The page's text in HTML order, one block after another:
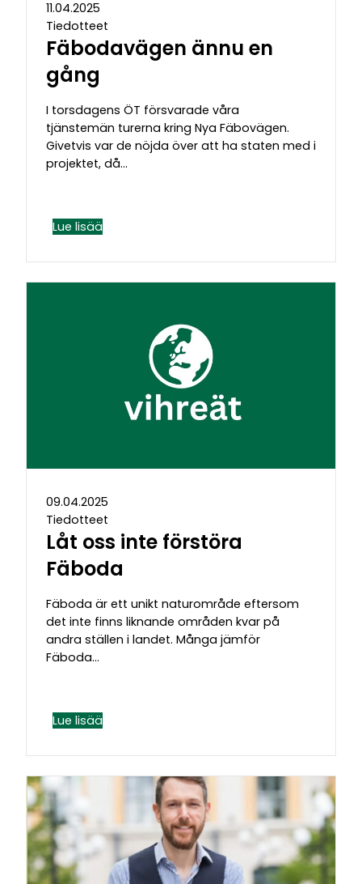
11.04.2025
Tiedotteet
Fäbodavägen ännu en
gång
I torsdagens ÖT försvarade våra
tjänstemän turerna kring Nya Fäbovägen.
Givetvis var de nöjda över att ha staten med i
projektet, då…
Lue lisää
09.04.2025
Tiedotteet
Låt oss inte förstöra
Fäboda
Fäboda är ett unikt naturområde eftersom
det inte finns liknande områden kvar på
andra ställen i landet. Många jämför
Fäboda…
Lue lisää